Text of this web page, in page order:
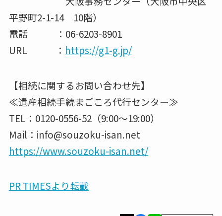
平野町2-1-14 10階）
電話 ：06-6203-8901
URL ： https://g1-g.jp/
【相続に関するお問い合わせ先】
≪遺産相続手続まごころ代行センター≫
TEL：0120-0556-52（9:00〜19:00）
Mail：info@souzoku-isan.net
https://www.souzoku-isan.net/
PR TIMESより転載